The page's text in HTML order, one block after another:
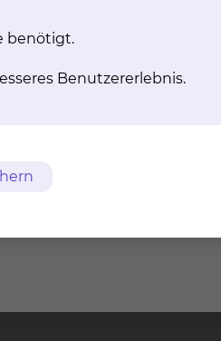
+49 531 595 2659
benötigt.
Benutzererlebnis.